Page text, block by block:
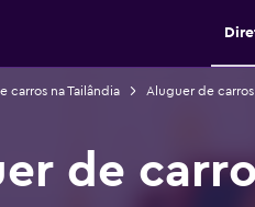
carros na Tailândia Aluguer de
de